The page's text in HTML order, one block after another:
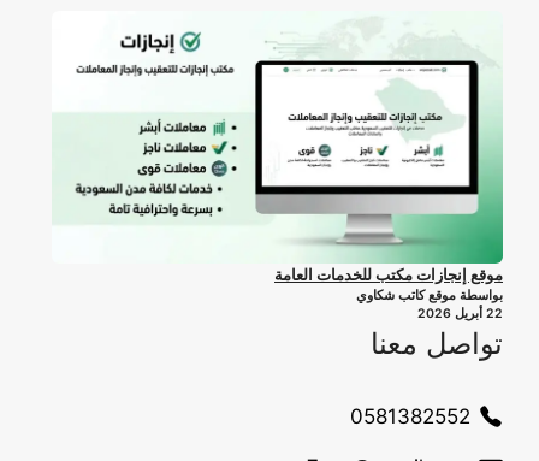
موقع إنجازات مكتب للخدمات العامة
بواسطة موقع كاتب شكاوي
22 أبريل 2026
تواصل معنا
0581382552